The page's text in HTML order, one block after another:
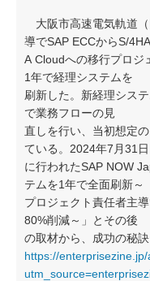
大阪市高速電気軌道
導でSAP ECCからS/
A Cloudへの移行プロジ
1年で経理システムを
刷新した。新経理シス
で業務フローの見
直しを行い、当初想定
ている。2024年7月31日
に行われたSAP NOW
テムを1年で全面刷新～
プロジェクト責任者主
80%削減～」とその後
の取材から、成功の秘訣
https://